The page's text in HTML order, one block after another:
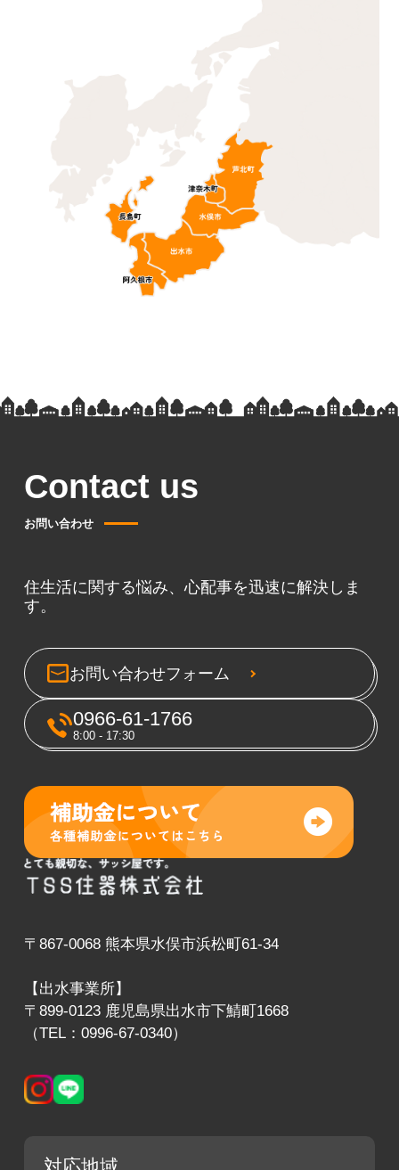
Contact us
お問い合わせ
住生活に関する悩み、心配事を迅速に解決しま
す。
お問い合わせフォーム
0966-61-1766
8:00 - 17:30
〒867-0068 熊本県水俣市浜松町61-34
【出水事業所】
〒899-0123 鹿児島県出水市下鯖町1668
（TEL：0996-67-0340）